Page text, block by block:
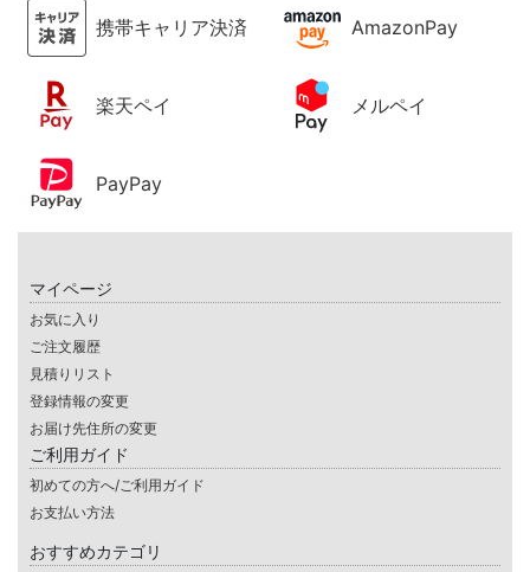
携帯キャリア決済 AmazonPay
楽天ペイ メルペイ
PayPay
マイページ
お気に入り
ご注文履歴
見積りリスト
登録情報の変更
お届け先住所の変更
ご利用ガイド
初めての方へ/ご利用ガイド
お支払い方法
おすすめカテゴリ